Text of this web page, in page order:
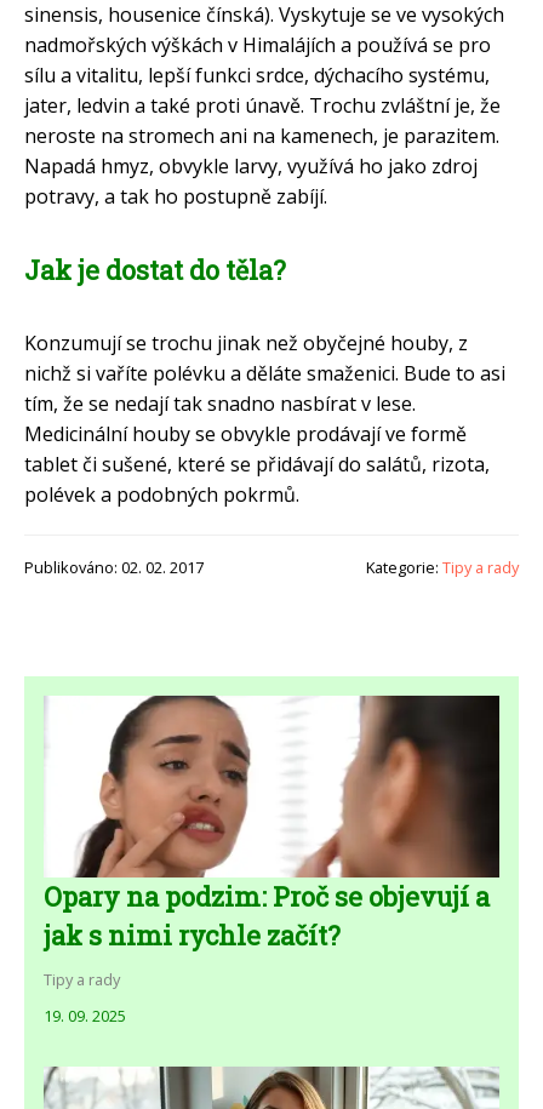
sinensis, housenice čínská). Vyskytuje se ve vysokých
nadmořských výškách v Himalájích a používá se pro
sílu a vitalitu, lepší funkci srdce, dýchacího systému,
jater, ledvin a také proti únavě. Trochu zvláštní je, že
neroste na stromech ani na kamenech, je parazitem.
Napadá hmyz, obvykle larvy, využívá ho jako zdroj
potravy, a tak ho postupně zabíjí.
Jak je dostat do těla?
Konzumují se trochu jinak než obyčejné houby, z
nichž si vaříte polévku a děláte smaženici. Bude to asi
tím, že se nedají tak snadno nasbírat v lese.
Medicinální houby se obvykle prodávají ve formě
tablet či sušené, které se přidávají do salátů, rizota,
polévek a podobných pokrmů.
Publikováno: 02. 02. 2017 Kategorie: Tipy a rady
Opary na podzim: Proč se objevují a
jak s nimi rychle začít?
Tipy a rady
19. 09. 2025